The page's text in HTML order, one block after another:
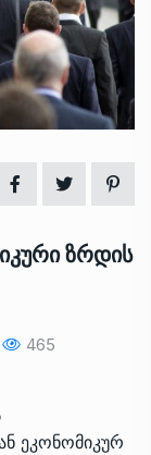
ზრდის
465
ეკონომიკურ